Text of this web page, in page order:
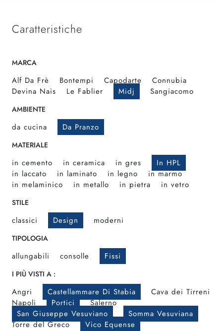
Caratteristiche
MARCA
Alf Da Frè Bontempi Capodarte
Connubia
Devina Nais
Le Fablier Midj Sangiacomo
AMBIENTE
da cucina Da Pranzo
MATERIALE
in cemento in ceramica in gres
In HPL
in laccato
in laminato in legno
in marmo
in melaminico
in metallo in pietra in vetro
STILE
classici Design moderni
TIPOLOGIA
allungabili consolle Fissi
I PIÙ VISTI A :
Angri Castellammare Di Stabia
Cava dei Tirreni
Napoli
Portici
Salerno
San Giuseppe Vesuviano
Somma Vesuviana
Torre del Greco
Vico Equense